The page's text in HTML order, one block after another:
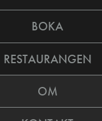
BOKA
RESTAURANGEN
OM